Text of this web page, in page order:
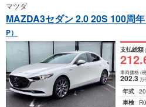
マツダ
MAZDA3セダン 2.0 20S 100周
P）
支払総額
212
車両価格(
202.3万
年式
車検